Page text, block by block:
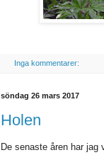
Inga kommentarer:
söndag 26 mars 2017
Holen
De senaste åren har jag